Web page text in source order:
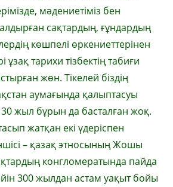
мәдениетіміз бен
сақтардың, ғұндардың
көшпелі өркениет­терінен
ұзақ тарихи тіз­бек­тің табиғи
жөн. Тікелей біздің
ау­мағында қалыптасуы
30 жыл бұрын да басталған жоқ.
жатқан екі үдеріспен
– қазақ этносының Жошы
конгломератында пайда
300 жылдан астам уа­қыт бойы